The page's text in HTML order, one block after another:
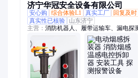
济宁华冠安全设备有限公司
安心购
综合体验L1 真实工厂 回复及时
真实性已核验
山东济宁
主营： 消防机器人、履带运输车、漏电探
防箱、消防服、破拆工具组、干粉灭火器
器、电磁阀、保护器、电动脚手架、装载
台、光伏板升降机、内撑吊具、混凝土振
机、研磨机、压铆机、小型装载机、洗消